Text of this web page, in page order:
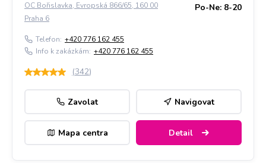
OC Bořislavka, Evropská 866/65, 160 00
Praha 6
Po-Ne: 8-20
Telefon: +420 776 162 455
Info k zakázkám: +420 776 162 455
(342)
Zavolat Navigovat
Mapa centra Detail